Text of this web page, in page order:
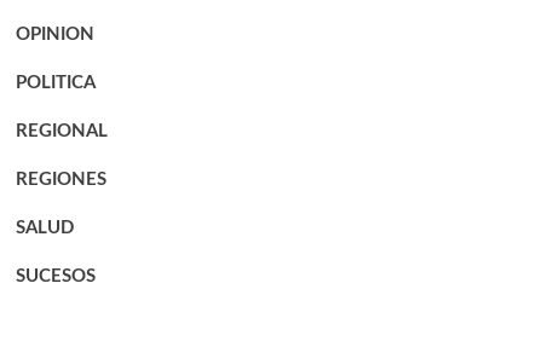
OPINION
POLITICA
REGIONAL
REGIONES
SALUD
SUCESOS